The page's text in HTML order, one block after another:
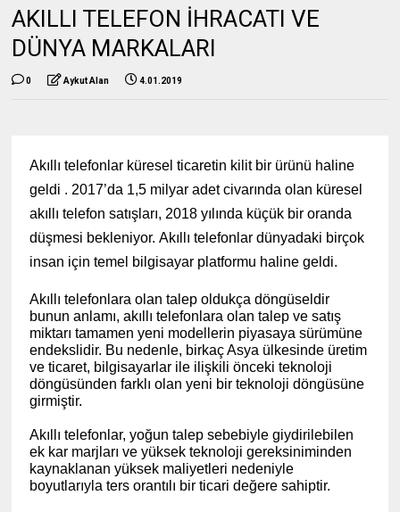
AKILLI TELEFON İHRACATI VE
DÜNYA MARKALARI
0 Aykut Alan 4.01.2019
Akıllı telefonlar küresel ticaretin kilit bir ürünü haline
geldi . 2017’da 1,5 milyar adet civarında olan küresel
akıllı telefon satışları, 2018 yılında küçük bir oranda
düşmesi bekleniyor. Akıllı telefonlar dünyadaki birçok
insan için temel bilgisayar platformu haline geldi.
Akıllı telefonlara olan talep oldukça döngüseldir
bunun anlamı, akıllı telefonlara olan talep ve satış
miktarı tamamen yeni modellerin piyasaya sürümüne
endekslidir. Bu nedenle, birkaç Asya ülkesinde üretim
ve ticaret, bilgisayarlar ile ilişkili önceki teknoloji
döngüsünden farklı olan yeni bir teknoloji döngüsüne
girmiştir.
Akıllı telefonlar, yoğun talep sebebiyle giydirilebilen
ek kar marjları ve yüksek teknoloji gereksiniminden
kaynaklanan yüksek maliyetleri nedeniyle
boyutlarıyla ters orantılı bir ticari değere sahiptir.